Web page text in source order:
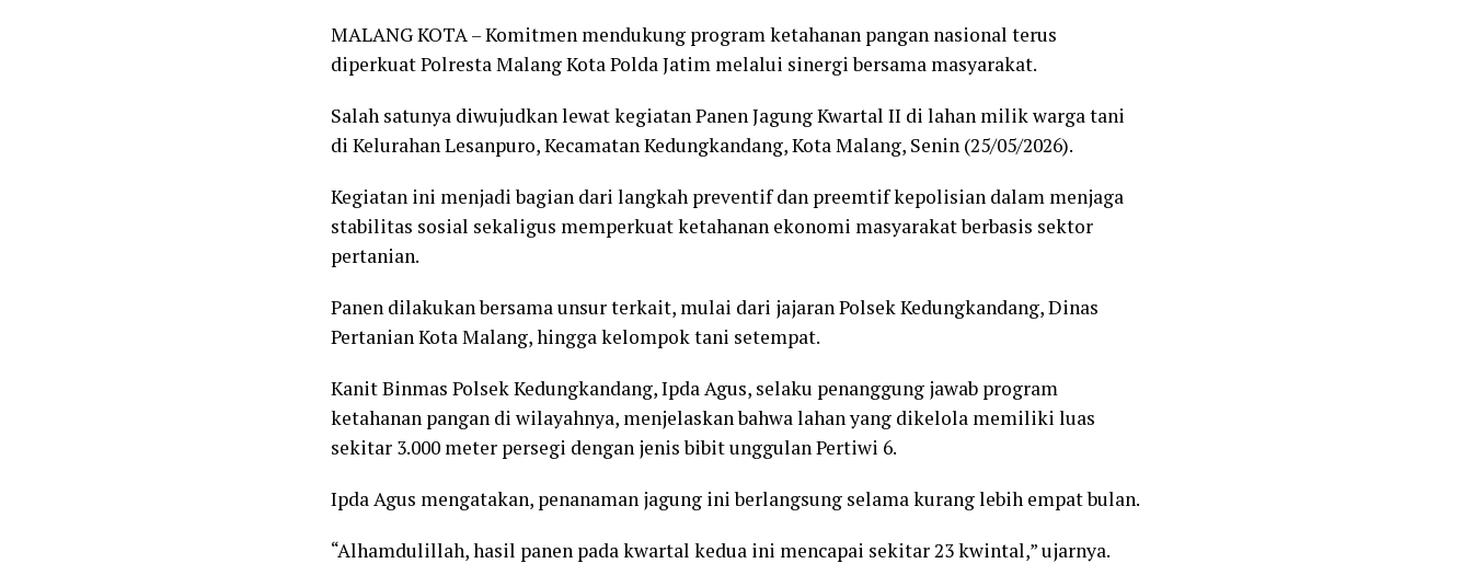
MALANG KOTA – Komitmen mendukung program ketahanan pangan nasional terus
diperkuat Polresta Malang Kota Polda Jatim melalui sinergi bersama masyarakat.
Salah satunya diwujudkan lewat kegiatan Panen Jagung Kwartal II di lahan milik warga tani
di Kelurahan Lesanpuro, Kecamatan Kedungkandang, Kota Malang, Senin (25/05/2026).
Kegiatan ini menjadi bagian dari langkah preventif dan preemtif kepolisian dalam menjaga
stabilitas sosial sekaligus memperkuat ketahanan ekonomi masyarakat berbasis sektor
pertanian.
Panen dilakukan bersama unsur terkait, mulai dari jajaran Polsek Kedungkandang, Dinas
Pertanian Kota Malang, hingga kelompok tani setempat.
Kanit Binmas Polsek Kedungkandang, Ipda Agus, selaku penanggung jawab program
ketahanan pangan di wilayahnya, menjelaskan bahwa lahan yang dikelola memiliki luas
sekitar 3.000 meter persegi dengan jenis bibit unggulan Pertiwi 6.
Ipda Agus mengatakan, penanaman jagung ini berlangsung selama kurang lebih empat bulan.
“Alhamdulillah, hasil panen pada kwartal kedua ini mencapai sekitar 23 kwintal,” ujarnya.